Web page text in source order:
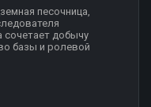
песочница,
сочетает добычу
базы и ролевой